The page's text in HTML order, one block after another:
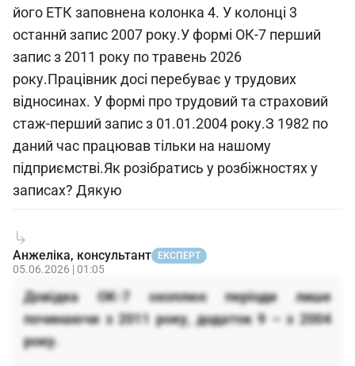
його ЕТК заповнена колонка 4. У колонці 3
останнй запис 2007 року.У формі ОК-7 перший
запис з 2011 року по травень 2026
року.Працівник досі перебуває у трудових
відносинах. У формі про трудовий та страховий
стаж-перший запис з 01.01.2004 року.З 1982 по
даний час працював тільки на нашому
підприємстві.Як розібратись у розбіжностях у
записах? Дякую
Анжеліка, консультант ЕКСПЕРТ
05.06.2026 | 01:05
Довідка ОК-7 охоплює періоди лише
починаючи з 2011 року, додаток 9 – з 2004
року.